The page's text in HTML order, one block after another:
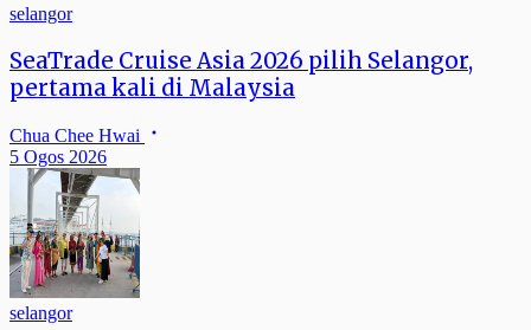
selangor
SeaTrade Cruise Asia 2026 pilih Selangor,
pertama kali di Malaysia
Chua Chee Hwai
5 Ogos 2026
selangor